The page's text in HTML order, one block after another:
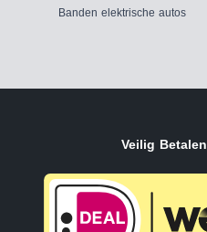
Banden elektrische autos
Veilig Betalen